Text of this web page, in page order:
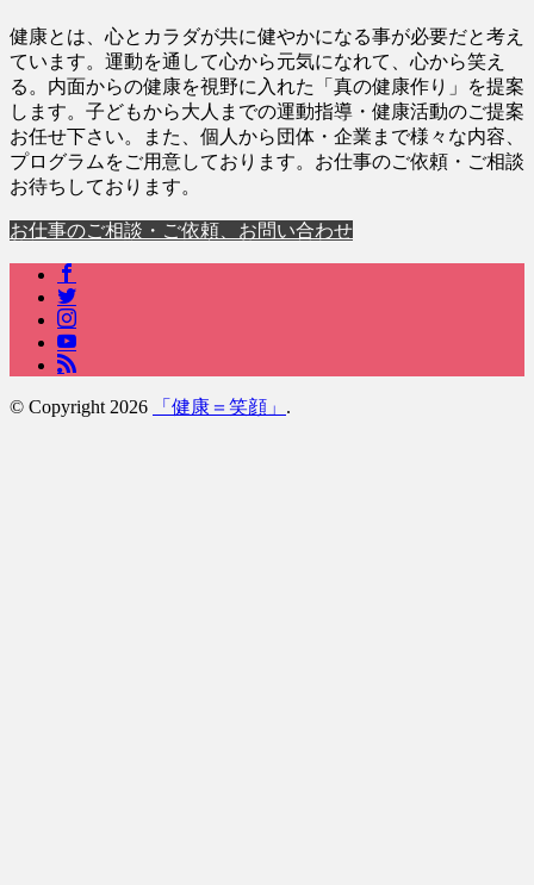
健康とは、心とカラダが共に健やかになる事が必要だと考え
ています。運動を通して心から元気になれて、心から笑え
る。内面からの健康を視野に入れた「真の健康作り」を提案
します。子どもから大人までの運動指導・健康活動のご提案
お任せ下さい。また、個人から団体・企業まで様々な内容、
プログラムをご用意しております。お仕事のご依頼・ご相談
お待ちしております。
お仕事のご相談・ご依頼、お問い合わせ
© Copyright 2026 「健康＝笑顔」 .